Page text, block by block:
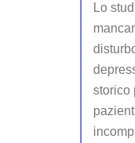
Lo
storico